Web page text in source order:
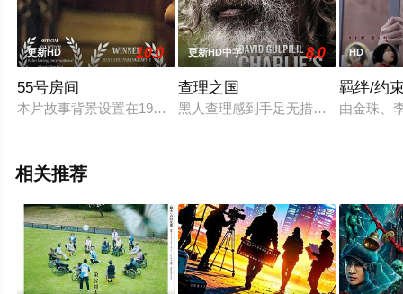
更新HD 10.0
55号房间
本片故事背景设置在19世纪五十年代的英国，Alice Lawson是
更新HD中字 8.0
查理之国
黑人查理感到手足无措。在他遥远的
HD
羁绊/约
由金珠、
相关推荐